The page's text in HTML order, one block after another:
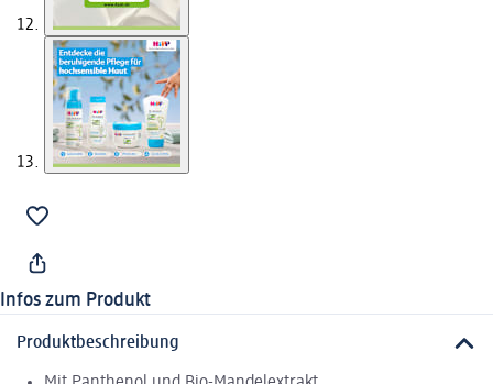
Infos zum Produkt
Produktbeschreibung